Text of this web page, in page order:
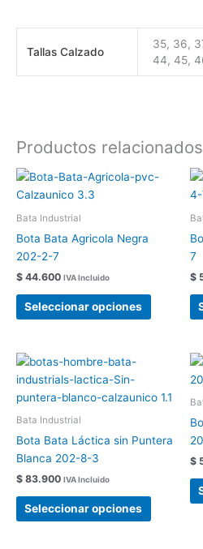
Tallas Calzado
35, 36,
44, 45,
Productos relacionados
Bata Industrial
Bota Bata Agricola Negra
202-2-7
$ 44.600 IVA Incluido
Seleccionar opciones
Este
producto
opciones
pueden
página
producto
7
$
Bata Industrial
Bota Bata Láctica sin Puntera
Blanca 202-8-3
$ 83.900 IVA Incluido
Seleccionar opciones
producto
tiene
Las
opciones
elegir
$